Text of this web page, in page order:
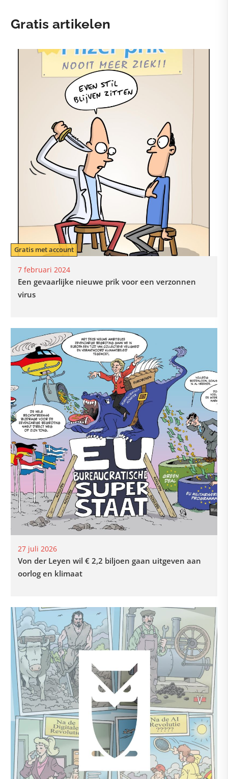
Gratis artikelen
7 februari 2024
Gratis met account
Een gevaarlijke nieuwe prik voor een verzonnen
virus
27 juli 2026
Von der Leyen wil € 2,2 biljoen gaan uitgeven aan
oorlog en klimaat